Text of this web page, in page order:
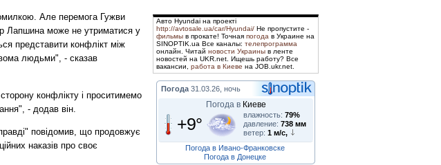
Але перемога Гужви
Лапшина може не утриматися у
представити конфлікт між
людьми", - сказав
конфлікту і проситимемо
- додав він.
повідомив, що продовжує
наказів про своє
Авто Hyundai на проекті
http://avtosale.ua/car/Hyundai/ Не пропустите -
фильмы в прокате! Точная погода в Украине на
SINOPTIK.ua Все каналы: телепрограмма
онлайн. Читай новости Украины в ленте
новостей на UKR.net. Ищешь работу? Все
вакансии, работа в Киеве на JOB.ukr.net.
Погода 31.03.26, ночь
Погода в Киеве
+9° влажность: 79%
давление: 738 мм
ветер: 1 м/с,
Погода в Ивано-Франковске
Погода в Донецке